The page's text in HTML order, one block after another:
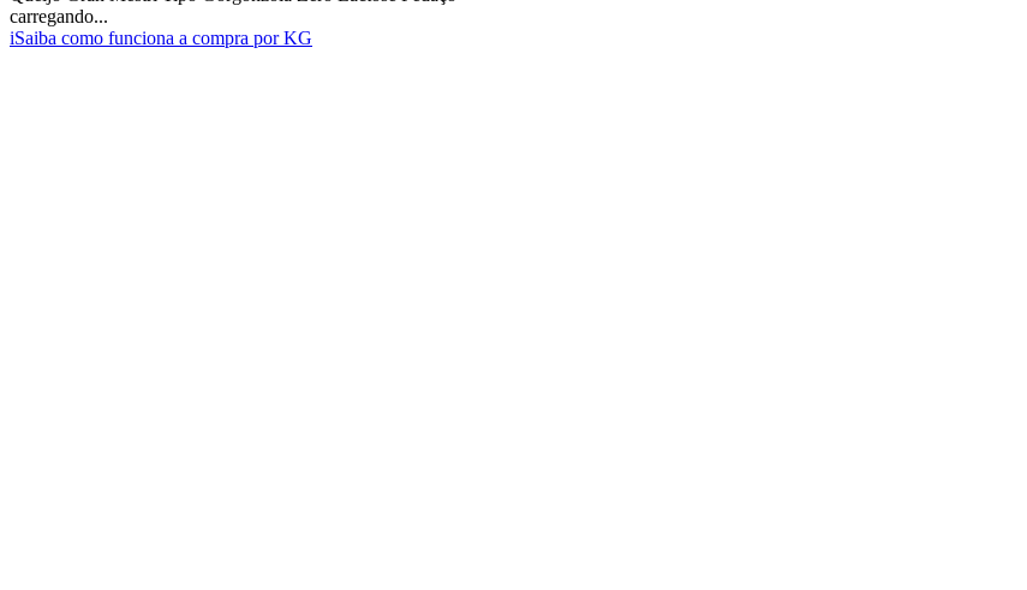
carregando...
iSaiba como funciona a compra por KG